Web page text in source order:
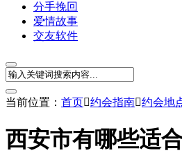
分手挽回
爱情故事
交友软件
当前位置： 首页约会指南约会地
西安市有哪些适